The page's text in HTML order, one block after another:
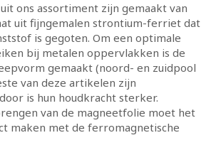
ons assortiment zijn gemaakt van
uit fijngemalen strontium-ferriet dat
is gegoten. Om een optimale
bij metalen oppervlakken is de
gemaakt (noord- en zuidpool
van deze artikelen zijn
is hun houdkracht sterker.
van de magneetfolie moet het
maken met de ferromagnetische